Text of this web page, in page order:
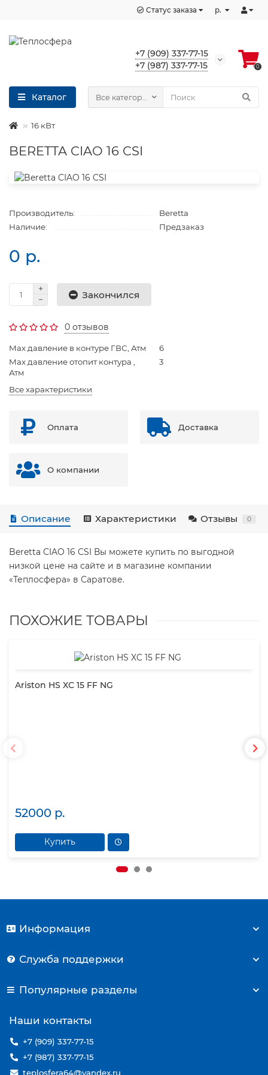
р.
Статус заказа
+7 (909) 337-77-15
+7 (987) 337-77-15
0
Каталог Все категории
16 кВт
BERETTA CIAO 16 CSI
Производитель:
Beretta
Наличие:
Предзаказ
0 р.
Закончился
0 отзывов
Max давление в контуре ГВС, Атм
6
Max давление отопит контура ,
Атм
3
Все характеристики
Оплата Доставка
О компании
Описание Характеристики Отзывы 0
Beretta CIAO 16 CSI Вы можете купить по выгодной
низкой цене на сайте и в магазине компании
«Теплосфера» в Саратове.
ПОХОЖИЕ ТОВАРЫ
Ariston HS XC 15 FF NG
52000 р.
Купить
Информация
Служба поддержки
Популярные разделы
Наши контакты
+7 (909) 337-77-15
+7 (987) 337-77-15
teplosfera64@yandex.ru